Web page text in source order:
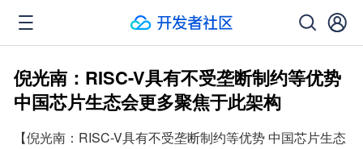
倪光南：RISC-V具有不受垄断制约等优势
中国芯片生态会更多聚焦于此架构
【倪光南：RISC-V具有不受垄断制约等优势 中国芯片生态